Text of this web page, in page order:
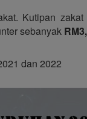
Kutipan
sebanyak
dan 2022